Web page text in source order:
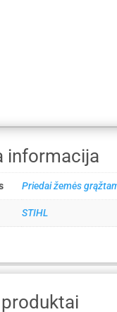
informacija
Priedai žemės
STIHL